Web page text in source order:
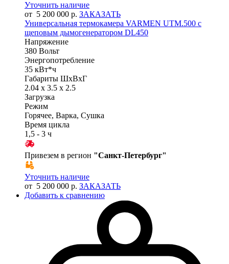
Уточнить наличие
от 5 200 000 р. ЗАКАЗАТЬ
Универсальная термокамера VARMEN UTM.500 с
щеповым дымогенератором DL450
Напряжение
380 Вольт
Энергопотребление
35 кВт*ч
Габариты ШхВхГ
2.04 x 3.5 x 2.5
Загрузка
Режим
Горячее, Варка, Сушка
Время цикла
1,5 - 3 ч
Привезем в регион "Санкт-Петербург"
Уточнить наличие
от 5 200 000 р. ЗАКАЗАТЬ
Добавить к сравнению